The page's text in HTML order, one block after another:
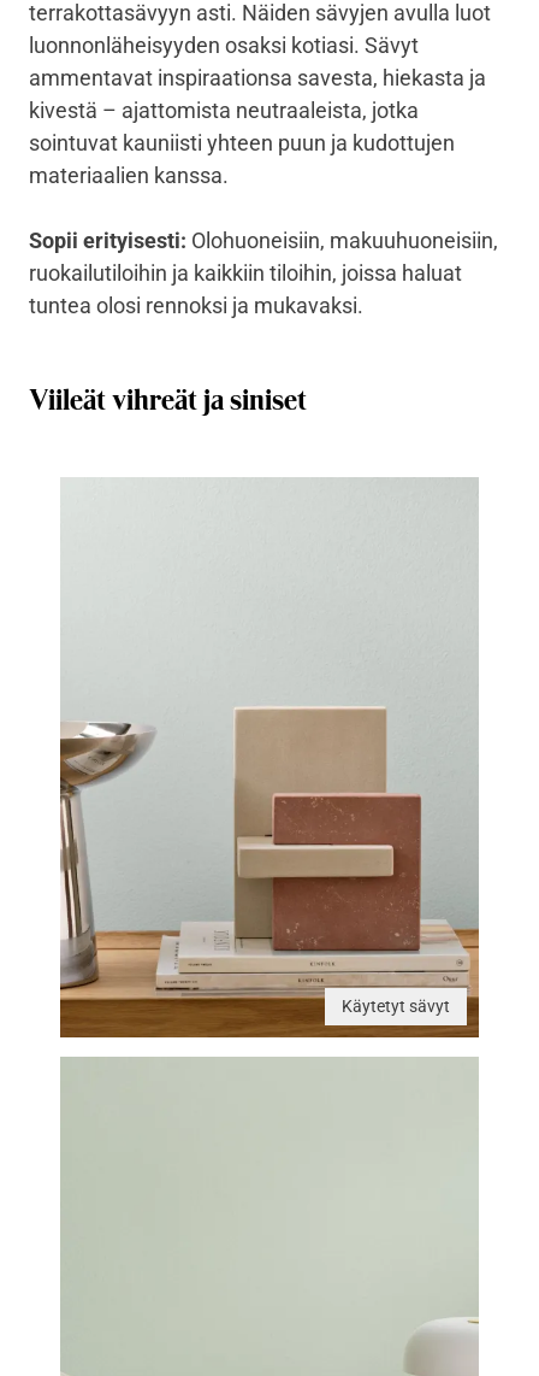
terrakottasävyyn asti. Näiden sävyjen avulla luot
luonnonläheisyyden osaksi kotiasi. Sävyt
ammentavat inspiraationsa savesta, hiekasta ja
kivestä – ajattomista neutraaleista, jotka
sointuvat kauniisti yhteen puun ja kudottujen
materiaalien kanssa.
Sopii erityisesti: Olohuoneisiin, makuuhuoneisiin,
ruokailutiloihin ja kaikkiin tiloihin, joissa haluat
tuntea olosi rennoksi ja mukavaksi.
Viileät vihreät ja siniset
Käytetyt sävyt